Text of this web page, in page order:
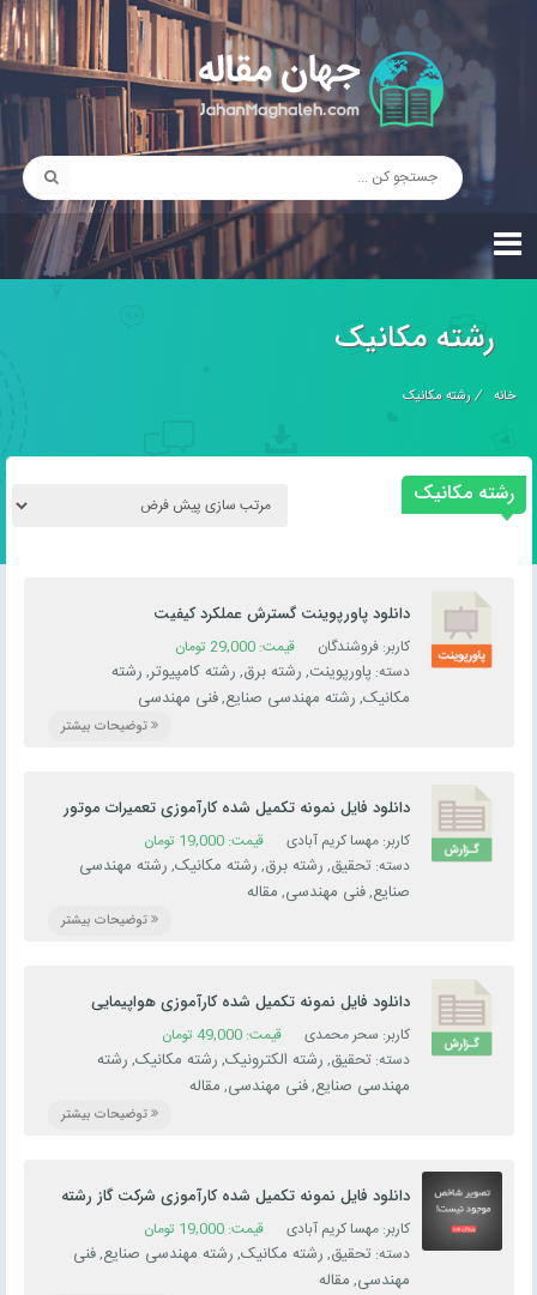
رشته مکانیک
خانه /رشته مکانیک
رشته مکانیک
دانلود پاورپوینت گسترش عملکرد کیفیت
کاربر: فروشندگان قیمت: 29,000 تومان
دسته: پاورپوینت, رشته برق, رشته کامپیوتر, رشته
مکانیک, رشته مهندسی صنایع,فنی مهندسی
توضیحات بیشتر
دانلود فایل نمونه تکمیل شده کارآموزی تعمیرات موتور
پراید
کاربر: مهسا کریم آبادی قیمت: 19,000 تومان
دسته: تحقیق, رشته برق, رشته مکانیک, رشته مهندسی
صنایع,فنی مهندسی, مقاله
توضیحات بیشتر
دانلود فایل نمونه تکمیل شده کارآموزی هواپیمایی
کاربر: سحر محمدی قیمت: 49,000 تومان
دسته: تحقیق, رشته الکترونیک, رشته مکانیک, رشته
مهندسی صنایع,فنی مهندسی, مقاله
توضیحات بیشتر
دانلود فایل نمونه تکمیل شده کارآموزی شرکت گاز رشته
مکانیک
کاربر: مهسا کریم آبادی قیمت: 19,000 تومان
دسته: تحقیق, رشته مکانیک, رشته مهندسی صنایع,فنی
مهندسی, مقاله